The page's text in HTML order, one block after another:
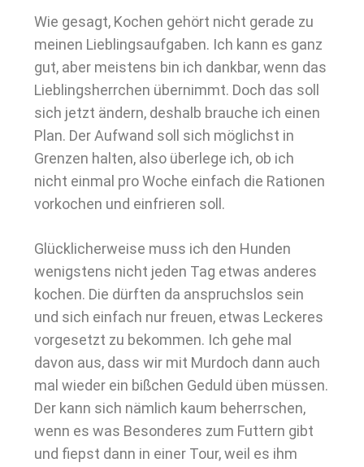
Wie gesagt, Kochen gehört nicht gerade zu
meinen Lieblingsaufgaben. Ich kann es ganz
gut, aber meistens bin ich dankbar, wenn das
Lieblingsherrchen übernimmt. Doch das soll
sich jetzt ändern, deshalb brauche ich einen
Plan. Der Aufwand soll sich möglichst in
Grenzen halten, also überlege ich, ob ich
nicht einmal pro Woche einfach die Rationen
vorkochen und einfrieren soll.
Glücklicherweise muss ich den Hunden
wenigstens nicht jeden Tag etwas anderes
kochen. Die dürften da anspruchslos sein
und sich einfach nur freuen, etwas Leckeres
vorgesetzt zu bekommen. Ich gehe mal
davon aus, dass wir mit Murdoch dann auch
mal wieder ein bißchen Geduld üben müssen.
Der kann sich nämlich kaum beherrschen,
wenn es was Besonderes zum Futtern gibt
und fiepst dann in einer Tour, weil es ihm